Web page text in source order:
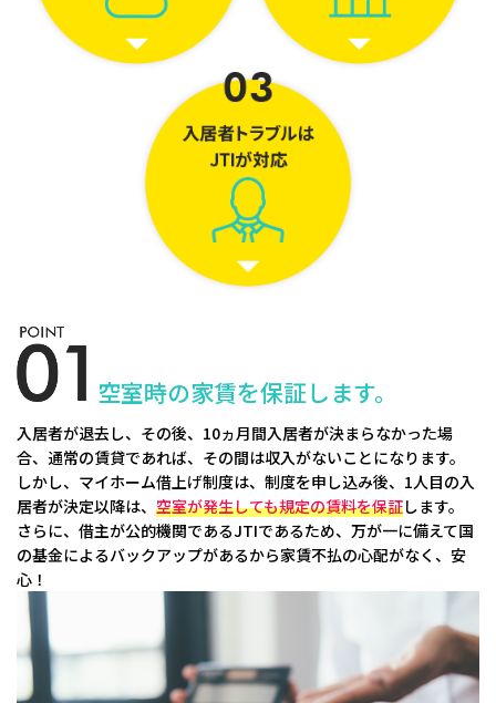
空室時の家賃を保証します。
入居者が退去し、その後、10ヵ月間入居者が決まらなかった場
合、通常の賃貸であれば、その間は収入がないことになります。
しかし、マイホーム借上げ制度は、制度を申し込み後、1人目の入
居者が決定以降は、 空室が発生しても規定の賃料を保証します。
さらに、借主が公的機関であるJTIであるため、万が一に備えて国
の基金によるバックアップがあるから家賃不払の心配がなく、安
心！